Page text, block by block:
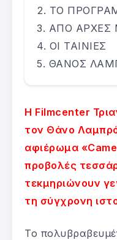
ΤΟ
ΑΠΟ ΑΡΧΕΣ
ΟΙ ΤΑΙΝΙΕΣ
ΘΑΝΟΣ
Η Filmcenter
τον Θάνο
αφιέρωμα
προβολές
τεκμηριώνουν
τη σύγχρονη
Το